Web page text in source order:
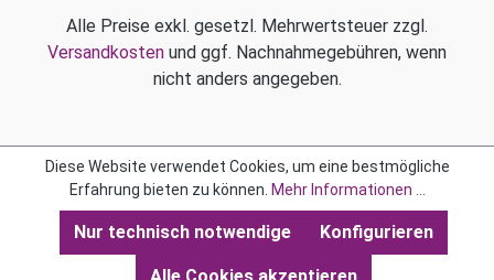
Alle Preise exkl. gesetzl. Mehrwertsteuer zzgl.
Versandkosten und ggf. Nachnahmegebühren, wenn
nicht anders angegeben.
Diese Website verwendet Cookies, um eine bestmögliche
Erfahrung bieten zu können. Mehr Informationen ...
Nur technisch notwendige Konfigurieren